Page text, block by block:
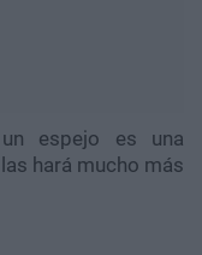
un espejo es una
hará mucho más